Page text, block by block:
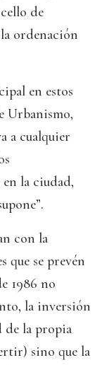
de
ordenación
en estos
Urbanismo,
a cualquier
la ciudad,
con la
que se prevén
1986 no
la inversión
de la propia
sino que la